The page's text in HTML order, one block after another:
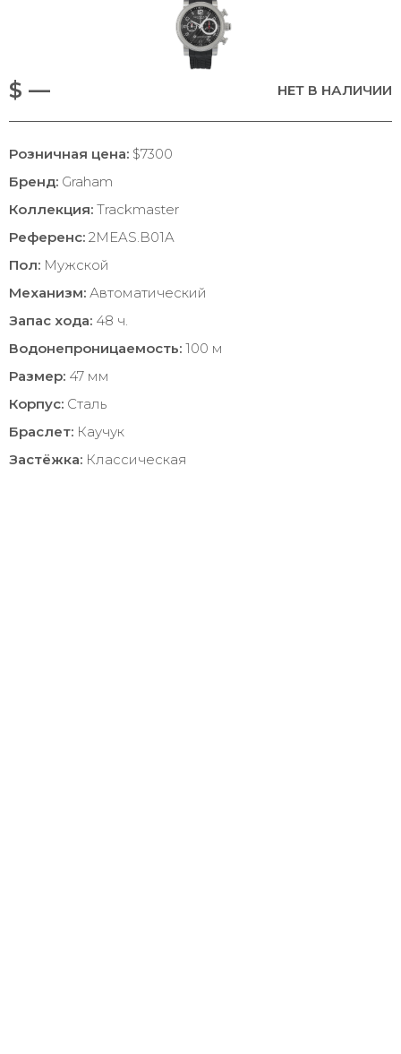
$ — НЕТ В НАЛИЧИИ
Розничная цена: $7300
Бренд: Graham
Коллекция: Trackmaster
Референс: 2MEAS.B01A
Пол: Мужской
Механизм: Автоматический
Запас хода: 48 ч.
Водонепроницаемость: 100 м
Размер: 47 мм
Корпус: Сталь
Браслет: Каучук
Застёжка: Классическая